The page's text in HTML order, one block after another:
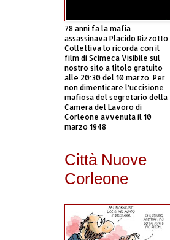
78 anni fa la mafia
assassinava Placido Rizzotto.
Collettiva lo ricorda con il
film di Scimeca Visibile sul
nostro sito a titolo gratuito
alle 20:30 del 10 marzo. Per
non dimenticare l’uccisione
mafiosa del segretario della
Camera del Lavoro di
Corleone avvenuta il 10
marzo 1948
Città Nuove
Corleone